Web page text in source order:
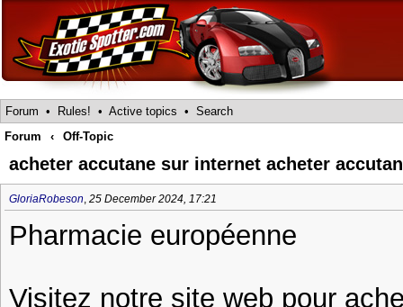
Forum • Rules! • Active topics • Search
Forum
‹ Off-Topic
acheter accutane sur internet acheter
GloriaRobeson, 25 December 2024, 17:21
Pharmacie européenne
Visitez notre site web pour